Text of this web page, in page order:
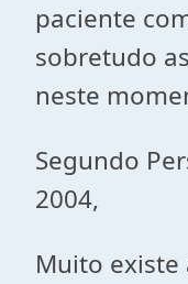
paciente
sobretudo
neste
Segundo
2004,
Muito existe